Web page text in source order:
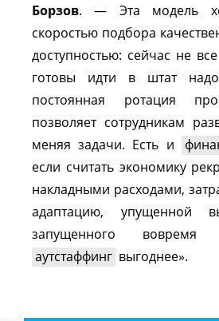
Борзов. — Эта модель
скоростью подбора
доступностью: сейчас не
готовы идти в штат
постоянная ротация
позволяет сотрудникам
меняя задачи. Есть и
если считать экономику
накладными расходами,
адаптацию, упущенной
запущенного вовремя
аутстаффинг выгоднее».